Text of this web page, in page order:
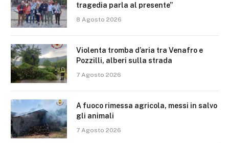
tragedia parla al presente”
8 Agosto 2026
Violenta tromba d’aria tra Venafro e
Pozzilli, alberi sulla strada
7 Agosto 2026
A fuoco rimessa agricola, messi in salvo
gli animali
7 Agosto 2026